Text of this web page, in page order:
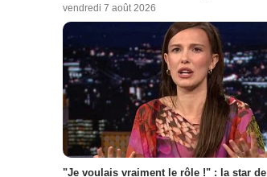
vendredi 7 août 2026
"Je voulais vraiment le rôle !" : la star de